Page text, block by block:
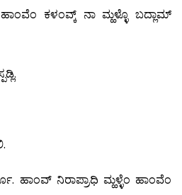
ಕಳಂವ್ಕ್ ನಾ ಮ್ಹಳ್ಳೊ ಬದ್ಲಾಮ್
ಹಾಂವ್ ನಿರಾಪ್ರಾಧಿ ಮ್ಹಳ್ಳೆಂ ಹಾಂವೆಂ